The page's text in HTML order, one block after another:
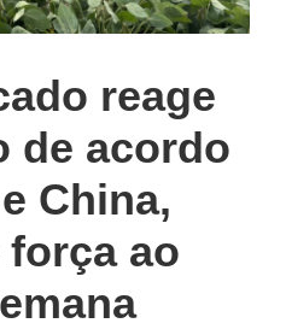
reage
de acordo
China,
força ao